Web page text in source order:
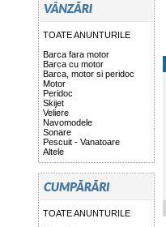
TOATE ANUNTURILE
Barca fara motor
Barca cu motor
Barca, motor si peridoc
Motor
Peridoc
Skijet
Veliere
Navomodele
Sonare
Pescuit - Vanatoare
Altele
TOATE ANUNTURILE